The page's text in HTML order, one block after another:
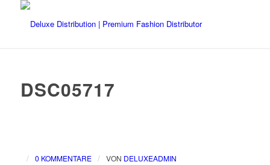
DSC05717
/ 0 KOMMENTARE / VON DELUXEADMIN